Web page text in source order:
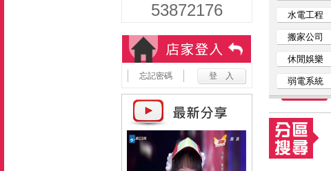
53872176
忘記密碼
水電工程
搬家公司
休閒娛樂
弱電系統